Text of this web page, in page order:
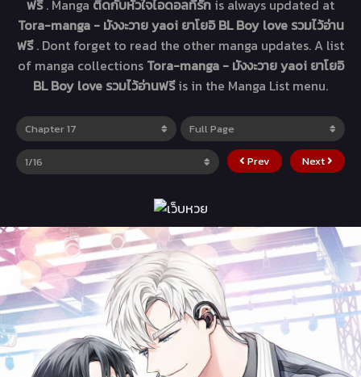
ฟรี. Manga ติดกับหัวใจไอดอลที่รัก is always updated at
Tora-manga - มังงะวาย yaoi ยาโยอิ BL Boy love รวมไว้อ่าน
ฟรี. Dont forget to read the other manga updates. A list
of manga collections Tora-manga - มังงะวาย yaoi ยาโยอิ
BL Boy love รวมไว้อ่านฟรีis in the Manga List menu.
Prev Next